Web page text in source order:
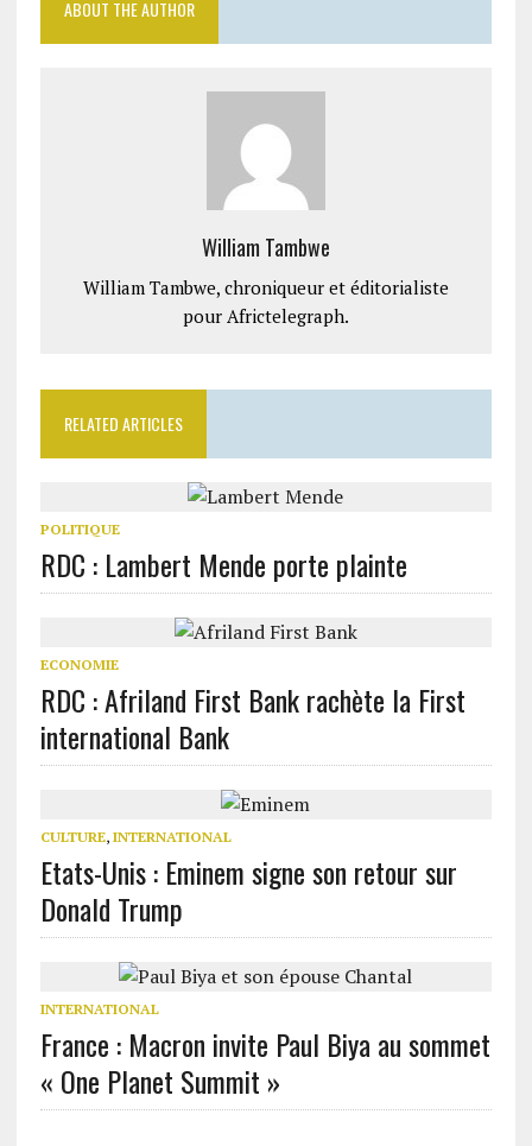
ABOUT THE AUTHOR
William Tambwe
William Tambwe, chroniqueur et éditorialiste
pour Africtelegraph.
RELATED ARTICLES
POLITIQUE
RDC : Lambert Mende porte plainte
ECONOMIE
RDC : Afriland First Bank rachète la First
international Bank
CULTURE, INTERNATIONAL
Etats-Unis : Eminem signe son retour sur
Donald Trump
INTERNATIONAL
France : Macron invite Paul Biya au sommet
« One Planet Summit »